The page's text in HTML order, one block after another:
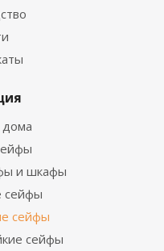
и шкафы
сейфы
сейфы
сейфы